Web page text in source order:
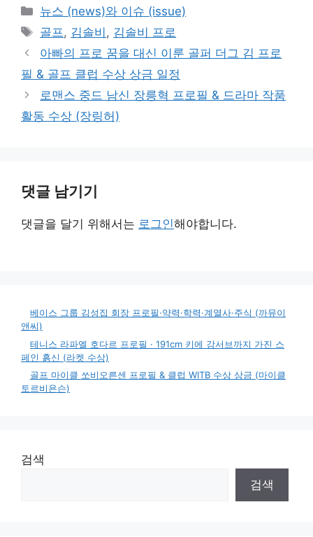
카
테
리
뉴스 (news)와 이슈 (issue)
태
그
골프 , 김솔비 , 김솔비 프로
아빠의 프로 꿈을 대신 이룬 골퍼 더그 김 프로
필 & 골프 클럽 수상 상금 일정
로맨스 중드 남신 장릉혁 프로필 & 드라마 작품
활동 수상 (장링허)
댓글 남기기
댓글을 달기 위해서는 로그인해야합니다.
베이스 그룹 김성집 회장 프로필·약력·학력·계열사·주식 (까뮤이
앤씨)
테니스 라파엘 호다르 프로필 · 191cm 키에 강서브까지 가진 스
페인 흙신 (라켓 수상)
골프 마이클 쏘비오른센 프로필 & 클럽 WITB 수상 상금 (마이클
토르비욘슨)
검색
검색